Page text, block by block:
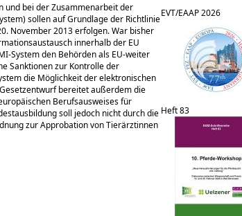
und bei der Zusammenarbeit der
sollen auf Grundlage der Richtlinie
November 2013 erfolgen. War bisher
innerhalb der EU
System den Behörden als EU-weiter
Sanktionen zur Kontrolle der
die Möglichkeit der elektronischen
bereitet außerdem die
Berufsausweises für
soll jedoch nicht durch die
zur Approbation von Tierärztinnen
EVT/EAAP 2026
Heft 83